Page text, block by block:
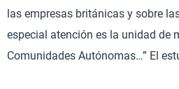
las empresas británicas y sobre
especial atención es la unidad de
Comunidades Autónomas…” El